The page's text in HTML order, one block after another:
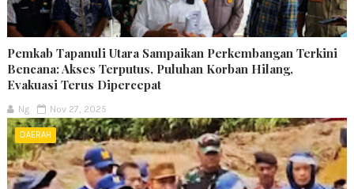
Pemkab Tapanuli Utara Sampaikan Perkembangan Terkini
Bencana: Akses Terputus, Puluhan Korban Hilang,
Evakuasi Terus Dipercepat
Ng Nov 27, 2025
DAERAH